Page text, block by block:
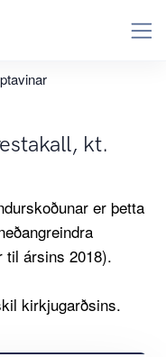
kt.
er þetta
ársins 2018).
kirkjugarðsins.